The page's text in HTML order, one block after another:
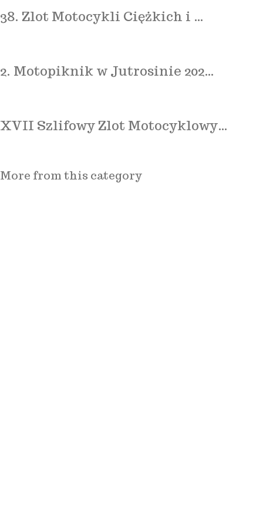
38. Zlot Motocykli Ciężkich i …
2. Motopiknik w Jutrosinie 202…
XVII Szlifowy Zlot Motocyklowy…
More from this category